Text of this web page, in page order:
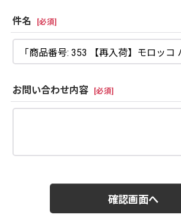
件名 [必須]
お問い合わせ内容 [必須]
確認画面へ